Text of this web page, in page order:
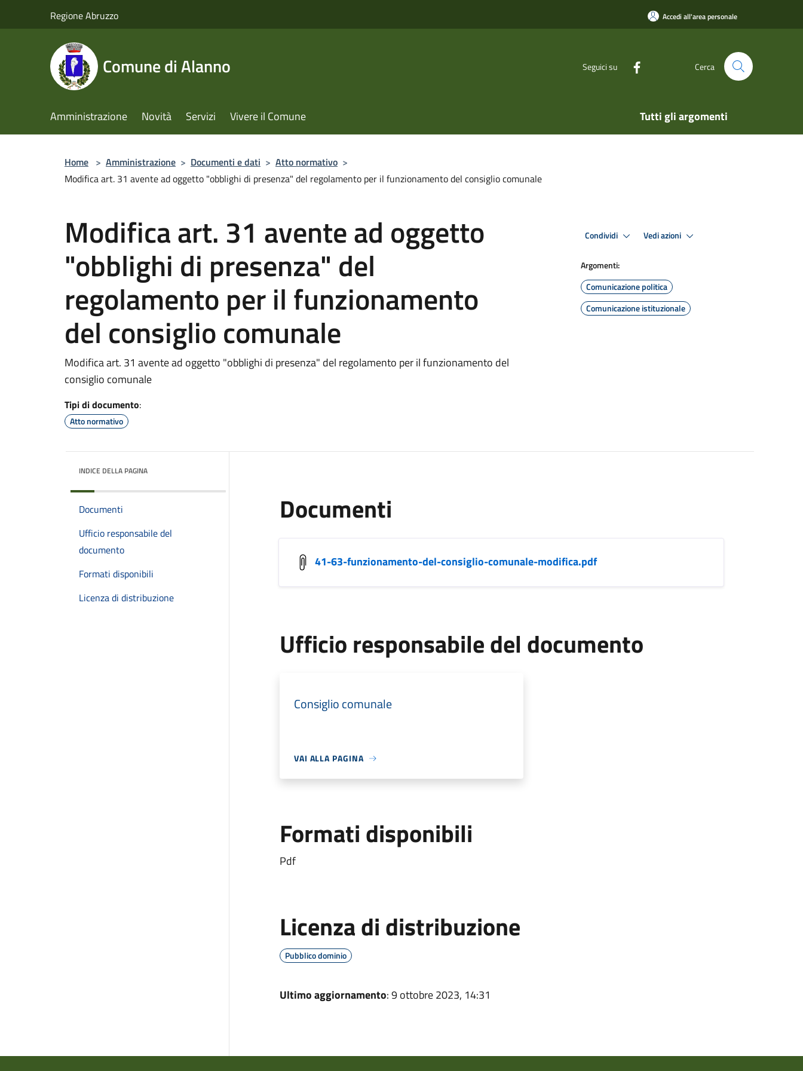
Regione Abruzzo Accedi all'area personale
Comune di Alanno Seguici su Cerca
Amministrazione Novità Servizi Vivere il Comune Tutti gli argomenti
Home > Amministrazione > Documenti e dati > Atto normativo >
Modifica art. 31 avente ad oggetto "obblighi di presenza" del regolamento per il funzionamento del consiglio comunale
Modifica art. 31 avente ad oggetto
"obblighi di presenza" del
regolamento per il funzionamento
del consiglio comunale
Modifica art. 31 avente ad oggetto "obblighi di presenza" del regolamento per il funzionamento del
consiglio comunale
Tipi di documento:
Atto normativo
Condividi Vedi azioni
Argomenti:
Comunicazione politica
Comunicazione istituzionale
INDICE DELLA PAGINA
Documenti
Ufficio responsabile del
documento
Formati disponibili
Licenza di distribuzione
Documenti
41-63-funzionamento-del-consiglio-comunale-modifica.pdf
Ufficio responsabile del documento
Consiglio comunale
VAI ALLA PAGINA
Formati disponibili
Pdf
Licenza di distribuzione
Pubblico dominio
Ultimo aggiornamento: 9 ottobre 2023, 14:31